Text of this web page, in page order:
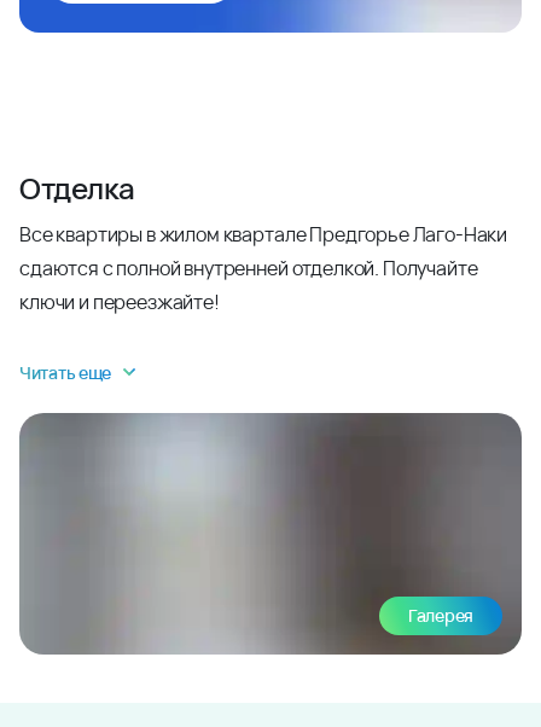
Отделка
Все квартиры в жилом квартале Предгорье Лаго-Наки
сдаются с полной внутренней отделкой. Получайте
ключи и переезжайте!
Читать еще
Галерея